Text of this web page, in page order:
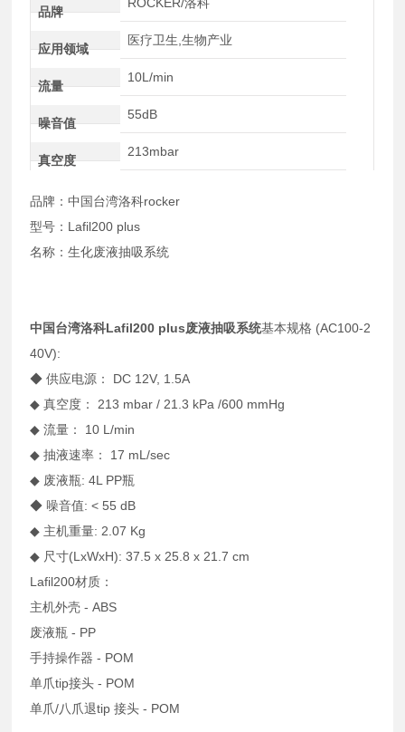
品牌
应用领域
医疗卫生,生物产业
流量
10L/min
噪音值
55dB
真空度
213mbar
品牌：中国台湾洛科rocker
型号：Lafil200 plus
名称：生化废液抽吸系统
中国台湾洛科Lafil200 plus废液抽吸系统基本规格 (AC100-2
40V):
◆ 供应电源： DC 12V, 1.5A
◆ 真空度： 213 mbar / 21.3 kPa /600 mmHg
◆ 流量： 10 L/min
◆ 抽液速率： 17 mL/sec
◆ 废液瓶: 4L PP瓶
◆ 噪音值: < 55 dB
◆ 主机重量: 2.07 Kg
◆ 尺寸(LxWxH): 37.5 x 25.8 x 21.7 cm
Lafil200材质：
主机外壳 - ABS
废液瓶 - PP
手持操作器 - POM
单爪tip接头 - POM
单爪/八爪退tip 接头 - POM